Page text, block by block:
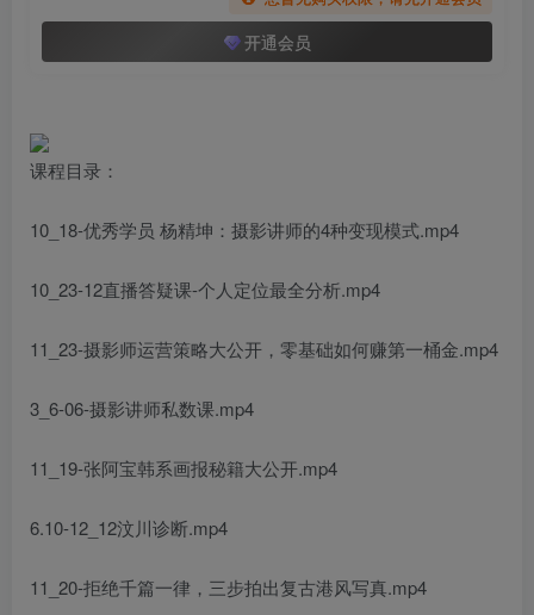
开通会员
课程目录：
10_18-优秀学员 杨精坤：摄影讲师的4种变现模式.mp4
10_23-12直播答疑课-个人定位最全分析.mp4
11_23-摄影师运营策略大公开，零基础如何赚第一桶金.mp4
3_6-06-摄影讲师私数课.mp4
11_19-张阿宝韩系画报秘籍大公开.mp4
6.10-12_12汶川诊断.mp4
11_20-拒绝千篇一律，三步拍出复古港风写真.mp4